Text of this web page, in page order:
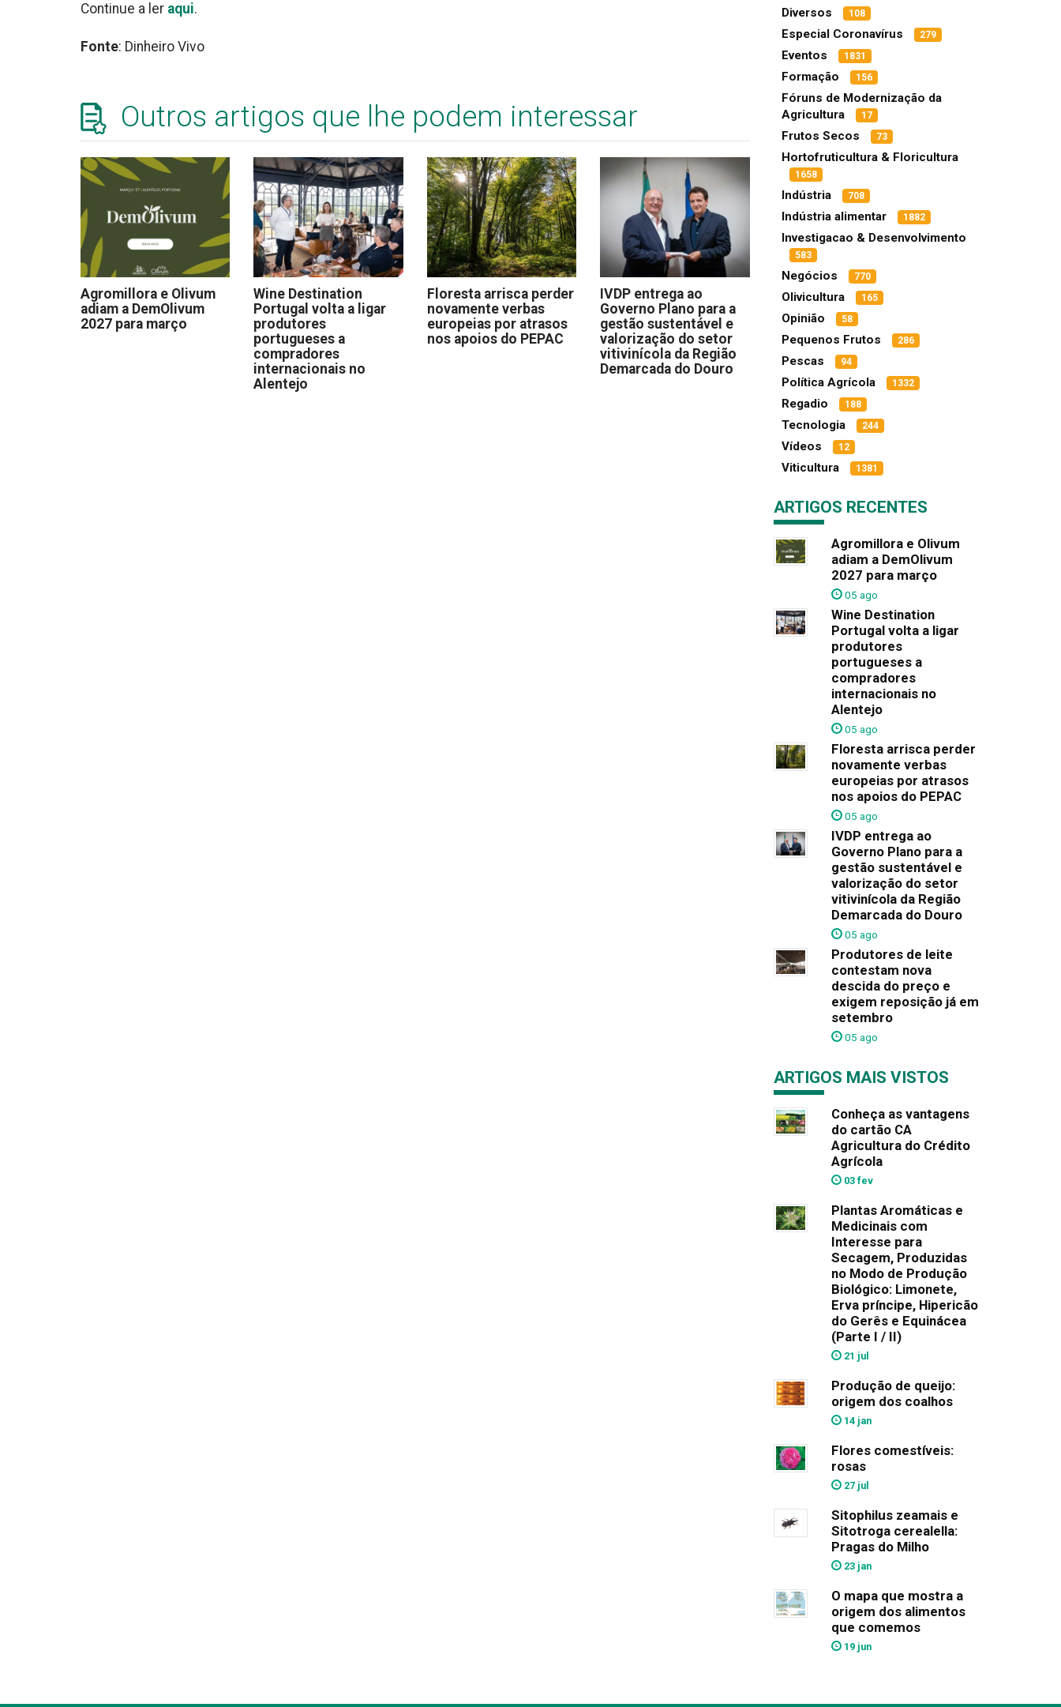
Continue a ler aqui.
Fonte: Dinheiro Vivo
Outros artigos que lhe podem interessar
Agromillora e Olivum
adiam a DemOlivum
2027 para março
Wine Destination
Portugal volta a ligar
produtores
portugueses a
compradores
internacionais no
Alentejo
Floresta arrisca perder
novamente verbas
europeias por atrasos
nos apoios do PEPAC
IVDP entrega ao
Governo Plano para a
gestão sustentável e
valorização do setor
vitivinícola da Região
Demarcada do Douro
Diversos 108
Especial Coronavírus 279
Eventos 1831
Formação 156
Fóruns de Modernização da
Agricultura
17
Frutos Secos 73
Hortofruticultura & Floricultura
1658
Indústria 708
Indústria alimentar 1882
Investigacao & Desenvolvimento
583
Negócios 770
Olivicultura 165
Opinião 58
Pequenos Frutos 286
Pescas 94
Política Agrícola 1332
Regadio 188
Tecnologia 244
Vídeos 12
Viticultura 1381
ARTIGOS RECENTES
Agromillora e Olivum
adiam a DemOlivum
2027 para março
05 ago
Wine Destination
Portugal volta a ligar
produtores
portugueses a
compradores
internacionais no
Alentejo
05 ago
Floresta arrisca perder
novamente verbas
europeias por atrasos
nos apoios do PEPAC
05 ago
IVDP entrega ao
Governo Plano para a
gestão sustentável e
valorização do setor
vitivinícola da Região
Demarcada do Douro
05 ago
Produtores de leite
contestam nova
descida do preço e
exigem reposição já em
setembro
05 ago
ARTIGOS MAIS VISTOS
Conheça as vantagens
do cartão CA
Agricultura do Crédito
Agrícola
03 fev
Plantas Aromáticas e
Medicinais com
Interesse para
Secagem, Produzidas
no Modo de Produção
Biológico: Limonete,
Erva príncipe, Hipericão
do Gerês e Equinácea
(Parte I / II)
21 jul
Produção de queijo:
origem dos coalhos
14 jan
Flores comestíveis:
rosas
27 jul
Sitophilus zeamais e
Sitotroga cerealella:
Pragas do Milho
23 jan
O mapa que mostra a
origem dos alimentos
que comemos
19 jun